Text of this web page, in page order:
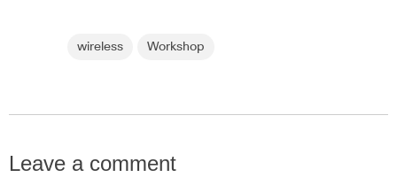
wireless Workshop
Leave a comment